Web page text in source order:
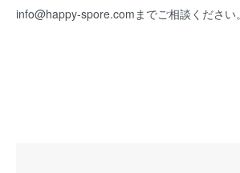
info@happy-spore.comまでご相談ください。